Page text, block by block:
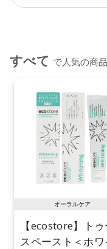
【内容量】
・ファブリックソフナ
・ディッシュウォッシ
【全成分】
各商品ページをご確認
【原産国】
ニュージーランド
【メーカー品番】
4573623431941
すべて で人気の商品
オーラルケア
【ecostore】トゥ
スペースト＜ホワ